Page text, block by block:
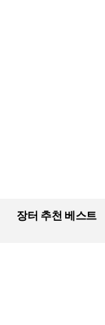
장터 추천 베스트